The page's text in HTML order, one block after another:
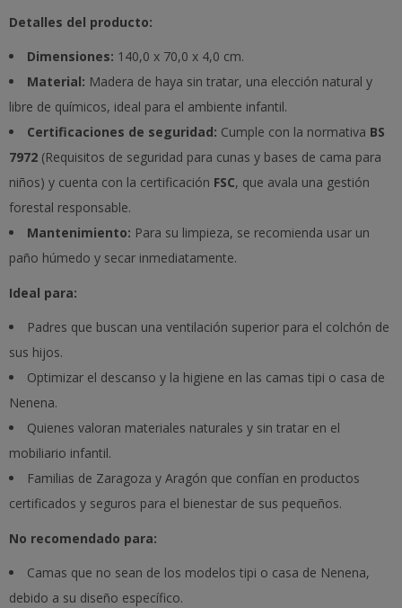
Detalles del producto:
Dimensiones: 140,0 x 70,0 x 4,0 cm.
Material: Madera de haya sin tratar, una elección natural y
libre de químicos, ideal para el ambiente infantil.
Certificaciones de seguridad: Cumple con la normativa BS
7972 (Requisitos de seguridad para cunas y bases de cama para
niños) y cuenta con la certificación FSC, que avala una gestión
forestal responsable.
Mantenimiento: Para su limpieza, se recomienda usar un
paño húmedo y secar inmediatamente.
Ideal para:
Padres que buscan una ventilación superior para el colchón de
sus hijos.
Optimizar el descanso y la higiene en las camas tipi o casa de
Nenena.
Quienes valoran materiales naturales y sin tratar en el
mobiliario infantil.
Familias de Zaragoza y Aragón que confían en productos
certificados y seguros para el bienestar de sus pequeños.
No recomendado para:
Camas que no sean de los modelos tipi o casa de Nenena,
debido a su diseño específico.